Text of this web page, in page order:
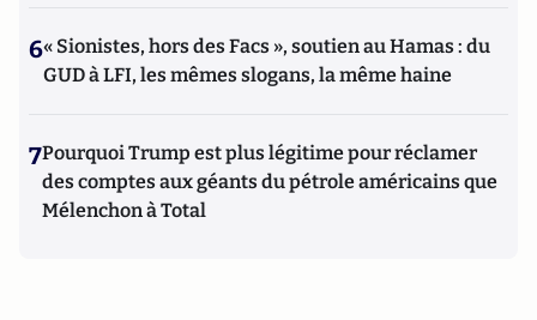
6« Sionistes, hors des Facs », soutien au Hamas : du
GUD à LFI, les mêmes slogans, la même haine
7Pourquoi Trump est plus légitime pour réclamer
des comptes aux géants du pétrole américains que
Mélenchon à Total